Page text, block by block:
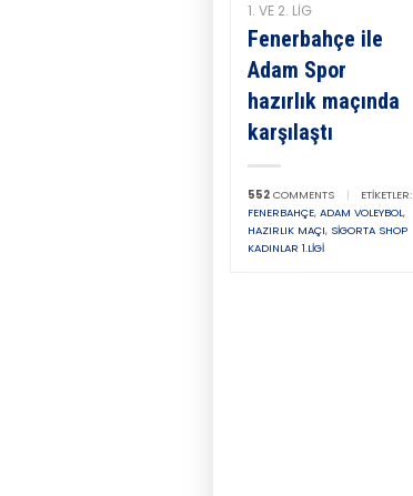
1. VE 2. LIG
Fenerbahçe ile
Adam Spor
hazırlık maçında
karşılaştı
552 COMMENTS |
ETIKETLER:
FENERBAHÇE, ADAM VOLEYBOL,
HAZIRLIK MAÇI, SIGORTA SHOP
KADINLAR 1.LIGI